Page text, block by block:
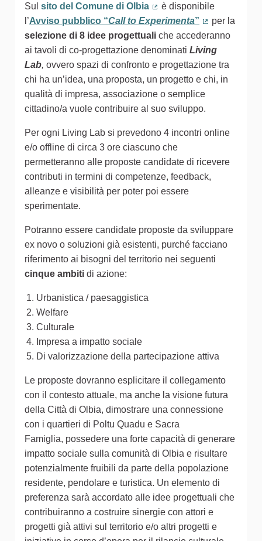
Sul sito del Comune di Olbia
(Collegamento esterno)
è disponibile
l’Avviso pubblico “Call to Experimenta”
per la
selezione di 8 idee progettuali che accederanno
ai tavoli di co-progettazione denominati Living
Lab, ovvero spazi di confronto e progettazione tra
chi ha un’idea, una proposta, un progetto e chi, in
qualità di impresa, associazione o semplice
cittadino/a vuole contribuire al suo sviluppo.
Per ogni Living Lab si prevedono 4 incontri online
e/o offline di circa 3 ore ciascuno che
permetteranno alle proposte candidate di ricevere
contributi in termini di competenze, feedback,
alleanze e visibilità per poter poi essere
sperimentate.
Potranno essere candidate proposte da sviluppare
ex novo o soluzioni già esistenti, purché facciano
riferimento ai bisogni del territorio nei seguenti
cinque ambiti di azione:
Urbanistica / paesaggistica
Welfare
Culturale
Impresa a impatto sociale
Di valorizzazione della partecipazione attiva
Le proposte dovranno esplicitare il collegamento
con il contesto attuale, ma anche la visione futura
della Città di Olbia, dimostrare una connessione
con i quartieri di Poltu Quadu e Sacra
Famiglia, possedere una forte capacità di generare
impatto sociale sulla comunità di Olbia e risultare
potenzialmente fruibili da parte della popolazione
residente, pendolare e turistica. Un elemento di
preferenza sarà accordato alle idee progettuali che
contribuiranno a costruire sinergie con attori e
progetti già attivi sul territorio e/o altri progetti e